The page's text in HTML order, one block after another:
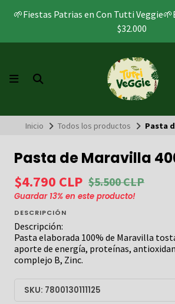
🌱Fiestas Patrias en Con Tutti
$32.000
Inicio Todos los productos Pasta
Pasta de Maravilla
$4.790 CLP $5.500 CLP
Guardar 13% en este producto!
DESCRIPCIÓN
Descripción:
Pasta elaborada 100% de Maravilla
aporte de energía, proteínas,
complejo B, Zinc.
SKU: 7800130111125